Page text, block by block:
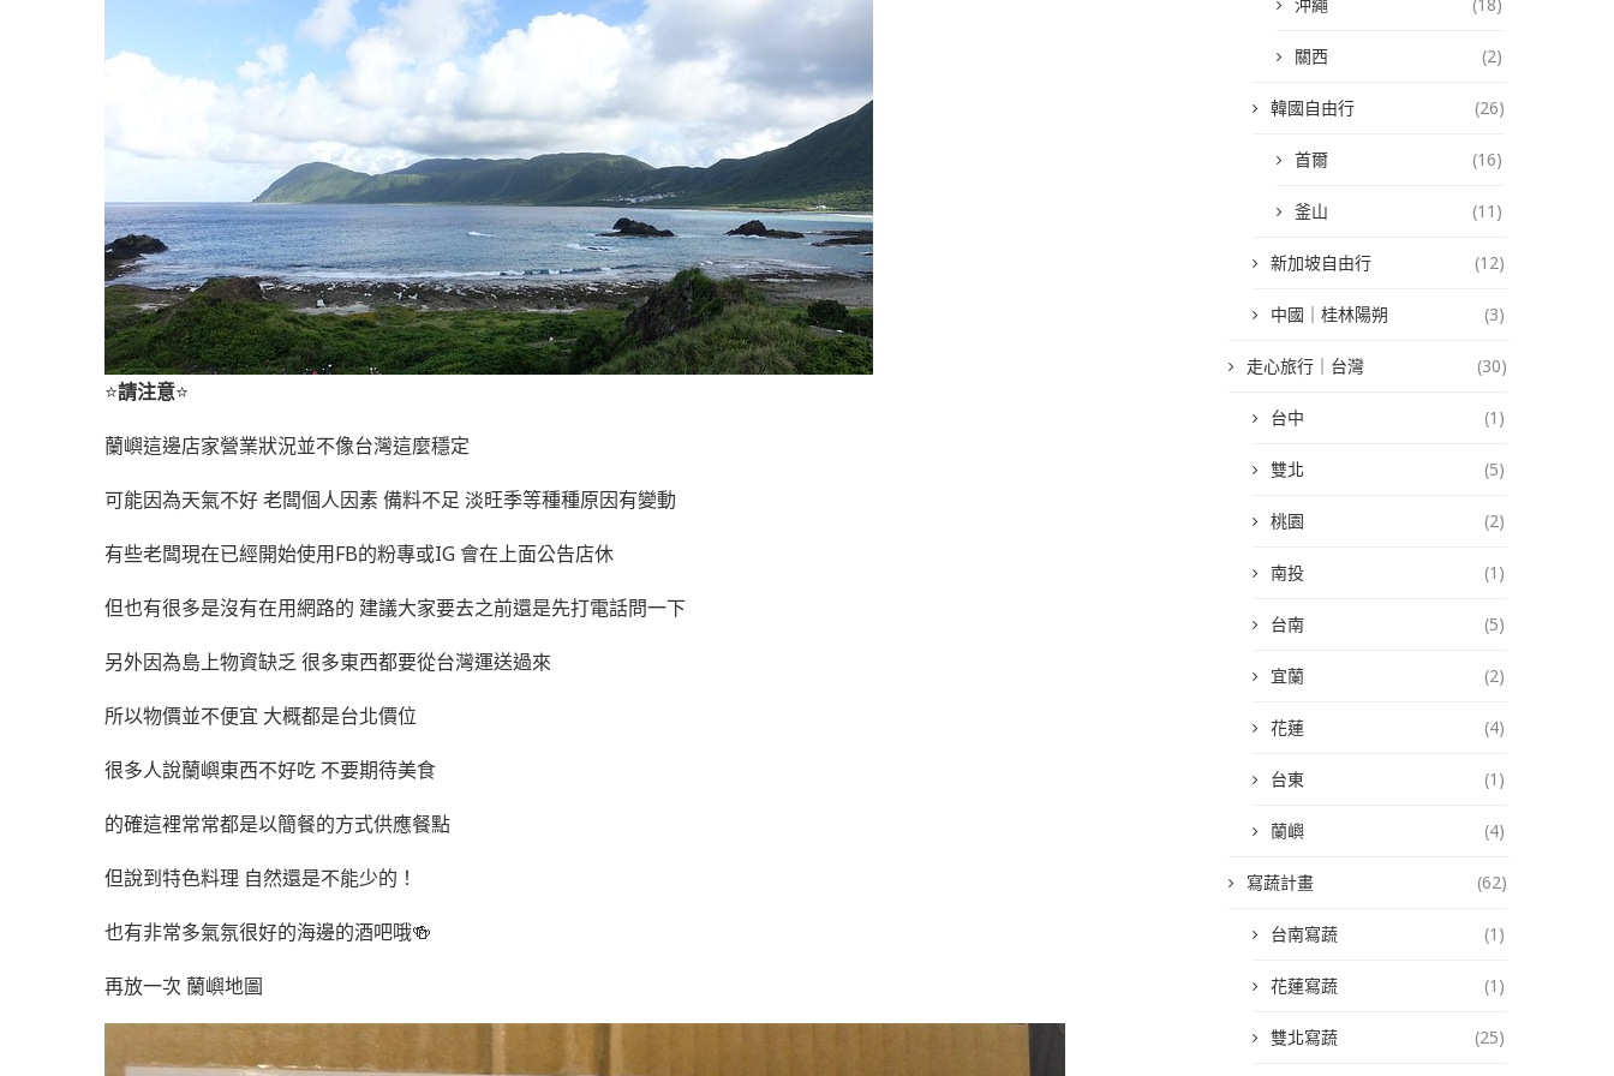
⭐請注意⭐
蘭嶼這邊店家營業狀況並不像台灣這麼穩定
可能因為天氣不好 老闆個人因素 備料不足 淡旺季等種種原因有變動
有些老闆現在已經開始使用FB的粉專或IG 會在上面公告店休
但也有很多是沒有在用網路的 建議大家要去之前還是先打電話問一下
另外因為島上物資缺乏 很多東西都要從台灣運送過來
所以物價並不便宜 大概都是台北價位
很多人說蘭嶼東西不好吃 不要期待美食
的確這裡常常都是以簡餐的方式供應餐點
但說到特色料理 自然還是不能少的！
也有非常多氣氛很好的海邊的酒吧哦🍻
再放一次 蘭嶼地圖
關西 (2)
韓國自由行 (26)
首爾 (16)
釜山 (11)
新加坡自由行 (12)
中國｜桂林陽朔 (3)
走心旅行｜台灣 (30)
台中 (1)
雙北 (5)
桃園 (2)
南投 (1)
台南 (5)
宜蘭 (2)
花蓮 (4)
台東 (1)
蘭嶼 (4)
寫蔬計畫 (62)
台南寫蔬 (1)
花蓮寫蔬 (1)
雙北寫蔬 (25)